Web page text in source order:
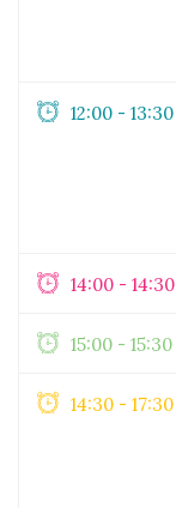
12:00 - 13:30
14:00 - 14:30
15:00 - 15:30
14:30 - 17:30